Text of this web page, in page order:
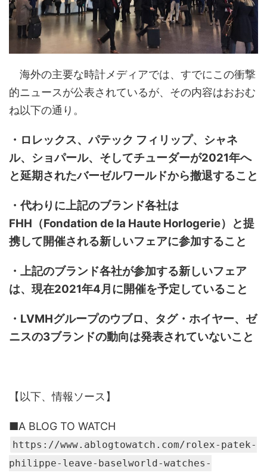
海外の主要な時計メディアでは、すでにこの衝撃
的ニュースが公表されているが、その内容はおおむ
ね以下の通り。
・ロレックス、パテック フィリップ、シャネ
ル、ショパール、そしてチューダーが2021年へ
と延期されたバーゼルワールドから撤退すること
・代わりに上記のブランド各社は
FHH（Fondation de la Haute Horlogerie）と提
携して開催される新しいフェアに参加すること
・上記のブランド各社が参加する新しいフェア
は、現在2021年4月に開催を予定していること
・LVMHグループのウブロ、タグ・ホイヤー、ゼ
ニスの3ブランドの動向は発表されていないこと
【以下、情報ソース】
■A BLOG TO WATCH
https://www.ablogtowatch.com/rolex-patek-
philippe-leave-baselworld-watches-